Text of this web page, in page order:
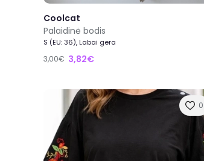
Coolcat
Palaidinė bodis
S (EU: 36), Labai gera
3,00€ 3,82€
0